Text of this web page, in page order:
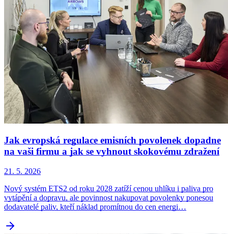
Jak evropská regulace emisních povolenek dopadne
na vaši firmu a jak se vyhnout skokovému zdražení
21. 5. 2026
Nový systém ETS2 od roku 2028 zatíží cenou uhlíku i paliva pro
vytápění a dopravu, ale povinnost nakupovat povolenky ponesou
dodavatelé paliv, kteří náklad promítnou do cen energi…